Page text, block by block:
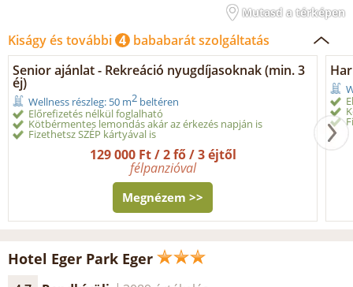
Mutasd a térképen
Kiságy és további 4 bababarát szolgáltatás
Senior ajánlat - Rekreáció nyugdíjasoknak (min. 3
éj)
Wellness részleg: 50 m2 beltéren
Előrefizetés nélkül foglalható
Kötbérmentes lemondás akár az érkezés napján is
Fizethetsz SZÉP kártyával is
129 000 Ft / 2 fő / 3 éjtől
félpanzióval
Megnézem >>
Hotel Eger Park Eger